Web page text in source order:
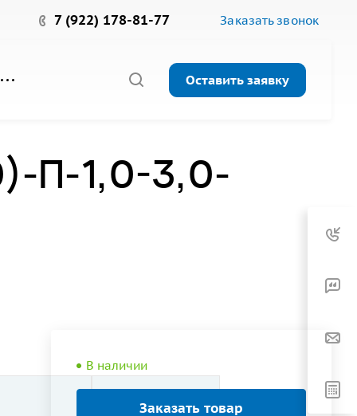
7 (922) 178-81-77 Заказать звонок
Оставить заявку
П-1,0-3,0-
В наличии
Заказать товар